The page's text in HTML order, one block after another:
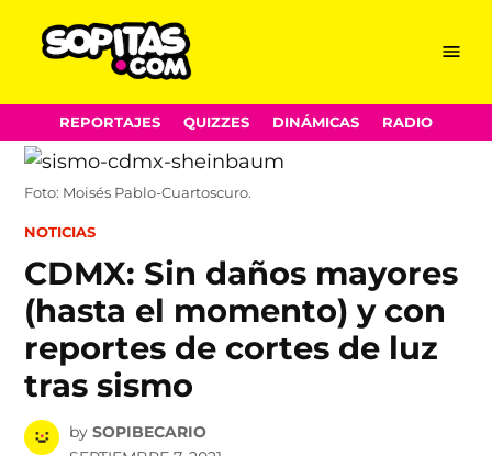
Skip
to
content
Menu
REPORTAJES QUIZZES DINÁMICAS RADIO
Foto: Moisés Pablo-Cuartoscuro.
POSTED
NOTICIAS
CDMX: Sin daños mayores
(hasta el momento) y con
reportes de cortes de luz
tras sismo
by SOPIBECARIO